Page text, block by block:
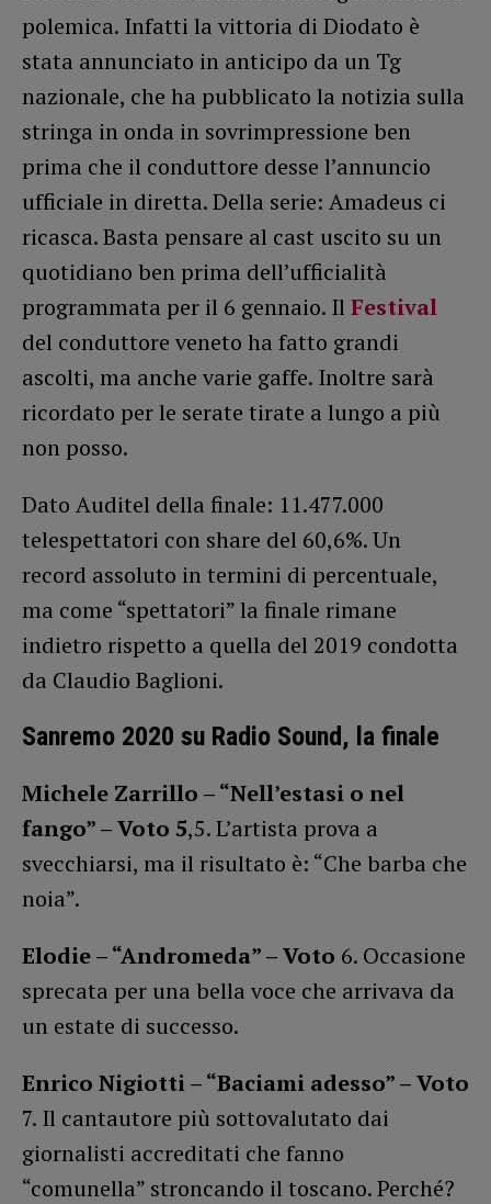
polemica. Infatti la vittoria di Diodato è
stata annunciato in anticipo da un Tg
nazionale, che ha pubblicato la notizia sulla
stringa in onda in sovrimpressione ben
prima che il conduttore desse l’annuncio
ufficiale in diretta. Della serie: Amadeus ci
ricasca. Basta pensare al cast uscito su un
quotidiano ben prima dell’ufficialità
programmata per il 6 gennaio. Il Festival
del conduttore veneto ha fatto grandi
ascolti, ma anche varie gaffe. Inoltre sarà
ricordato per le serate tirate a lungo a più
non posso.
Dato Auditel della finale: 11.477.000
telespettatori con share del 60,6%. Un
record assoluto in termini di percentuale,
ma come “spettatori” la finale rimane
indietro rispetto a quella del 2019 condotta
da Claudio Baglioni.
Sanremo 2020 su Radio Sound, la finale
Michele Zarrillo – “Nell’estasi o nel
fango” – Voto 5,5. L’artista prova a
svecchiarsi, ma il risultato è: “Che barba che
noia”.
Elodie – “Andromeda” – Voto 6. Occasione
sprecata per una bella voce che arrivava da
un estate di successo.
Enrico Nigiotti – “Baciami adesso” – Voto
7. Il cantautore più sottovalutato dai
giornalisti accreditati che fanno
“comunella” stroncando il toscano. Perché?